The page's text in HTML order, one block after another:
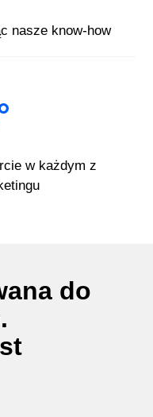
nasze know-how
w każdym z
do